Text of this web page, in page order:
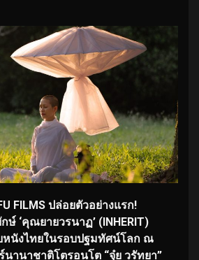
FILMS ปล่อยตัวอย่างแรก!
‘คุณยายวรนาฏ’ (INHERIT)
หนังไทยในรอบปฐมทัศน์โลก ณ
านาชาติโตรอนโต “จุ๋ย วรัทยา”